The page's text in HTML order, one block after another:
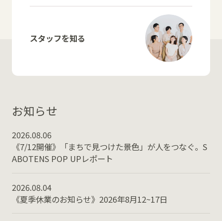
スタッフを知る
お知らせ
2026.08.06
《7/12開催》「まちで見つけた景色」が人をつなぐ。S
ABOTENS POP UPレポート
2026.08.04
《夏季休業のお知らせ》2026年8月12~17日